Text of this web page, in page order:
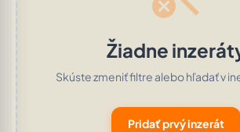
Žiadne
Skúste zmeniť filtre alebo hľadať v
Pridať prvý inzerát